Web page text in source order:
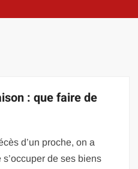
: que faire de
d’un proche, on a
de ses biens